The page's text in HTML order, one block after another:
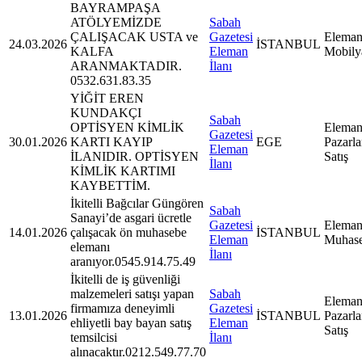
24.03.2026
BAYRAMPAŞA
ATÖLYEMİZDE
ÇALIŞACAK USTA ve
KALFA
ARANMAKTADIR.
0532.631.83.35
Sabah
Gazetesi
Eleman
İlanı
İSTANBUL
30.01.2026
YİĞİT EREN
KUNDAKÇI
OPTİSYEN KİMLİK
KARTI KAYIP
İLANIDIR. OPTİSYEN
KİMLİK KARTIMI
KAYBETTİM.
Sabah
Gazetesi
Eleman
İlanı
EGE
Satış
14.01.2026
İkitelli Bağcılar Güngören
Sanayi’de asgari ücretle
çalışacak ön muhasebe
elemanı
aranıyor.0545.914.75.49
Sabah
Gazetesi
Eleman
İlanı
İSTANBUL
13.01.2026
İkitelli de iş güvenliği
malzemeleri satışı yapan
firmamıza deneyimli
ehliyetli bay bayan satış
temsilcisi
alınacaktır.0212.549.77.70
Sabah
Gazetesi
Eleman
İlanı
İSTANBUL
Satış